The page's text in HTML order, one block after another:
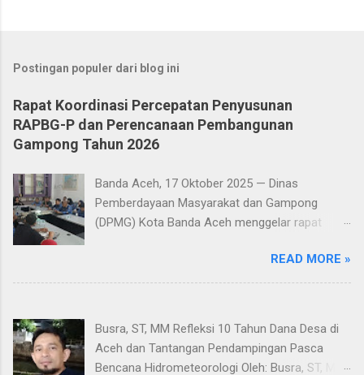
t
g
K
o
e
n
t
a
r
Postingan populer dari blog ini
Rapat Koordinasi Percepatan Penyusunan
RAPBG-P dan Perencanaan Pembangunan
Gampong Tahun 2026
Banda Aceh, 17 Oktober 2025 — Dinas
Pemberdayaan Masyarakat dan Gampong
(DPMG) Kota Banda Aceh menggelar rapat
Pemberdayaan Masyarakat (TAPM), dan para
pendamping desa dari seluruh kecamatan di
langkah-langkah percepatan penyusunan
RAPBG-P serta perencanaan pembangunan
READ MORE »
Busra, ST, MM Refleksi 10 Tahun Dana Desa di
Aceh dan Tantangan Pendampingan Pasca
Bencana Hidrometeorologi Oleh: Busra, ST, MM